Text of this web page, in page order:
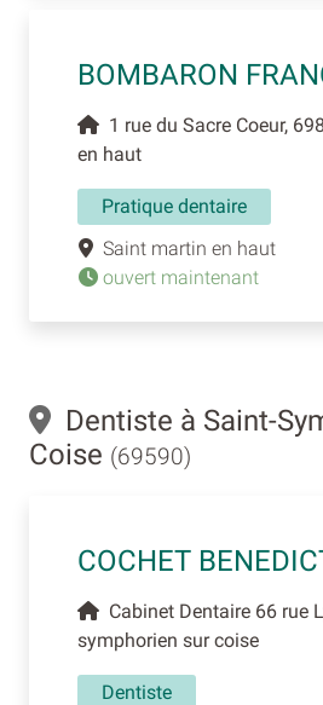
BOMBARON
1 rue du Sacre Coeur,
en haut
Pratique dentaire
Saint martin en haut
ouvert maintenant
Dentiste à Saint-
Coise (69590)
COCHET
Cabinet Dentaire 66 rue
symphorien sur coise
Dentiste